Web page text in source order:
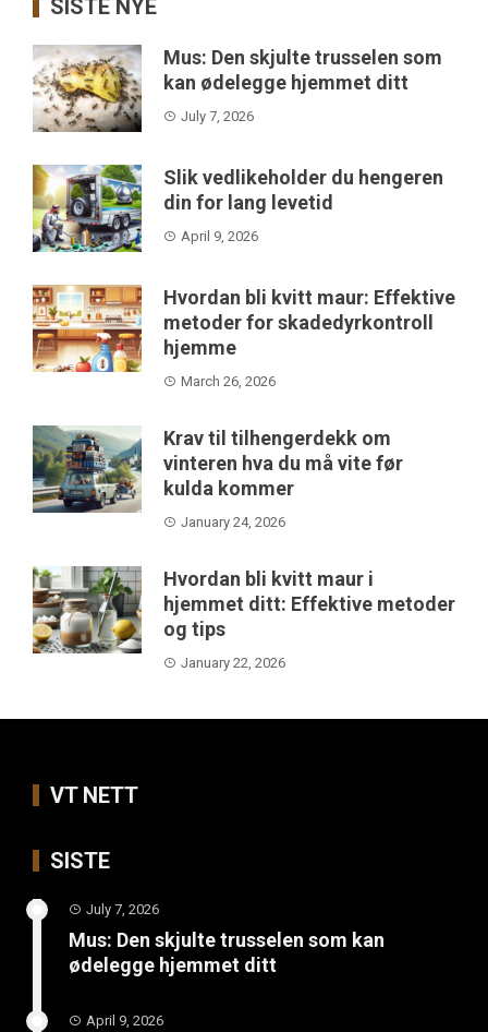
SISTE NYE
Mus: Den skjulte trusselen som
kan ødelegge hjemmet ditt
July 7, 2026
Slik vedlikeholder du hengeren
din for lang levetid
April 9, 2026
Hvordan bli kvitt maur: Effektive
metoder for skadedyrkontroll
hjemme
March 26, 2026
Krav til tilhengerdekk om
vinteren hva du må vite før
kulda kommer
January 24, 2026
Hvordan bli kvitt maur i
hjemmet ditt: Effektive metoder
og tips
January 22, 2026
VT NETT
SISTE
July 7, 2026
Mus: Den skjulte trusselen som kan
ødelegge hjemmet ditt
April 9, 2026